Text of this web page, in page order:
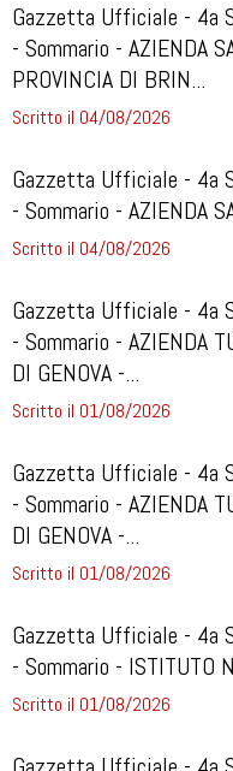
Gazzetta Ufficiale - 4a
- Sommario - AZIENDA
PROVINCIA DI BRIN...
Scritto il 04/08/2026
Gazzetta Ufficiale - 4a
- Sommario - AZIENDA
Scritto il 04/08/2026
Gazzetta Ufficiale - 4a
- Sommario - AZIENDA
DI GENOVA -...
Scritto il 01/08/2026
Gazzetta Ufficiale - 4a
- Sommario - AZIENDA
DI GENOVA -...
Scritto il 01/08/2026
Gazzetta Ufficiale - 4a
- Sommario - ISTITUTO
Scritto il 01/08/2026